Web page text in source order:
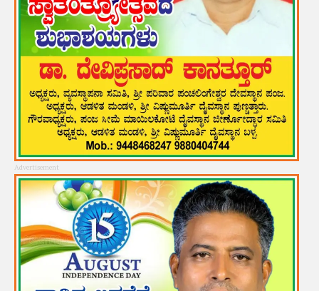
Advertisement